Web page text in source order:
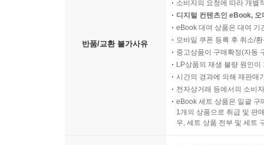
반품/교환 불가사유
소비자의 요청에 따라 개별
디지털 컨텐츠인 eBook,
eBook 대여 상품은 대여 기
모바일 쿠폰 등록 후 취소/
중고상품이 구매확정(자동
LP상품의 재생 불량 원인
시간의 경과에 의해 재판매
전자상거래 등에서의 소비
eBook 세트 상품은 일괄 구
1개의 상품으로 취급 및 판
우, 세트 상품 전부 및 세트